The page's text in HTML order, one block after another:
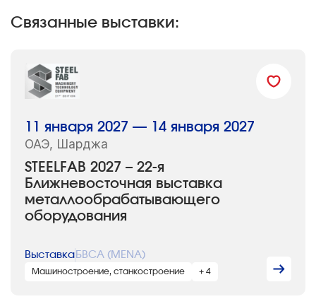
Связанные выставки:
STEELFAB 2027 – 22-я
Ближневосточная выставка
металлообрабатывающего
оборудования
11 января 2027 — 14 января 2027
ОАЭ, Шарджа
Выставка БВСА (MENA)
Машиностроение, станкостроение + 4